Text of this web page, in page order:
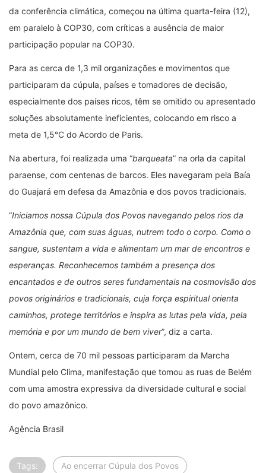
da conferência climática, começou na última quarta-feira (12),
em paralelo à COP30, com críticas a ausência de maior
participação popular na COP30.
Para as cerca de 1,3 mil organizações e movimentos que
participaram da cúpula, países e tomadores de decisão,
especialmente dos países ricos, têm se omitido ou apresentado
soluções absolutamente ineficientes, colocando em risco a
meta de 1,5°C do Acordo de Paris.
Na abertura, foi realizada uma “barqueata” na orla da capital
paraense, com centenas de barcos. Eles navegaram pela Baía
do Guajará em defesa da Amazônia e dos povos tradicionais.
“Iniciamos nossa Cúpula dos Povos navegando pelos rios da
Amazônia que, com suas águas, nutrem todo o corpo. Como o
sangue, sustentam a vida e alimentam um mar de encontros e
esperanças. Reconhecemos também a presença dos
encantados e de outros seres fundamentais na cosmovisão dos
povos originários e tradicionais, cuja força espiritual orienta
caminhos, protege territórios e inspira as lutas pela vida, pela
memória e por um mundo de bem viver”, diz a carta.
Ontem, cerca de 70 mil pessoas participaram da Marcha
Mundial pelo Clima, manifestação que tomou as ruas de Belém
com uma amostra expressiva da diversidade cultural e social
do povo amazônico.
Agência Brasil
Tags: Ao encerrar Cúpula dos Povos